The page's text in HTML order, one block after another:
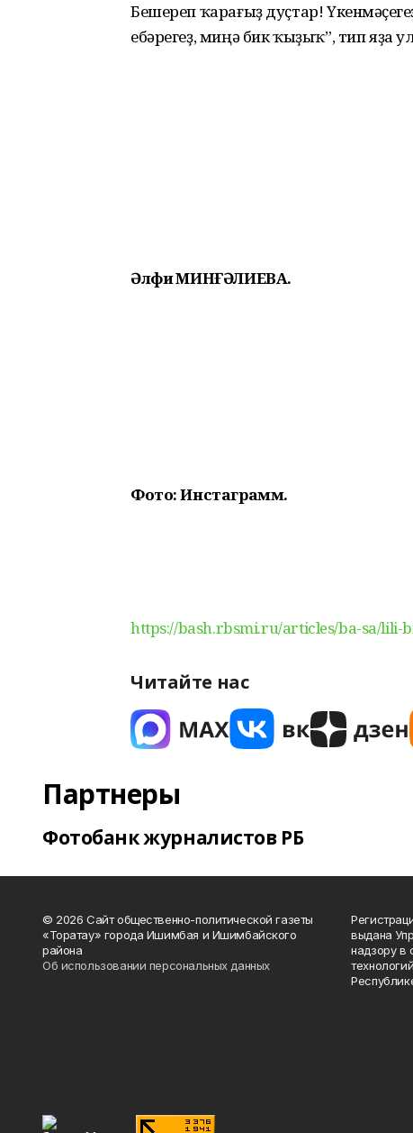
Бешереп ҡарағыҙ дуҫтар!
ебәрегеҙ, миңә бик ҡыҙыҡ”, тип яҙа
Әлфиә МИНҒӘЛИЕВА.
Фото: Инстаграмм.
https://bash.rbsmi.ru/articles/ba-sa/
Читайте нас
Партнеры
Фотобанк журналистов РБ
© 2026 Сайт общественно-политической газеты
«Торатау» города Ишимбая и Ишимбайского
района
Об использовании персональных данных
выдана
надзору в